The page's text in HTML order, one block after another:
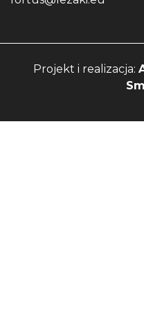
Projekt i realizacja: